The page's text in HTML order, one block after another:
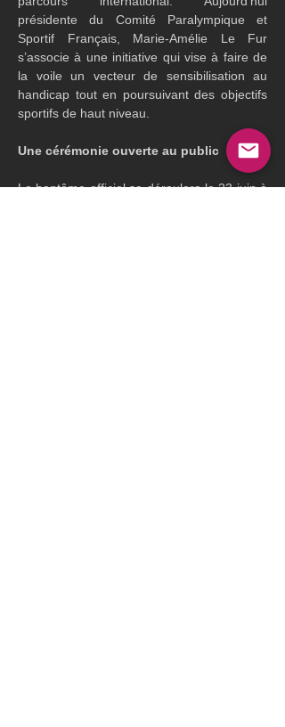
présidente du Comité Paralympique et
Sportif Français, Marie-Amélie Le Fur
s’associe à une initiative qui vise à faire de
la voile un vecteur de sensibilisation au
handicap tout en poursuivant des objectifs
sportifs de haut niveau.
Une cérémonie ouverte au public
Le baptême officiel se déroulera le 23 juin à